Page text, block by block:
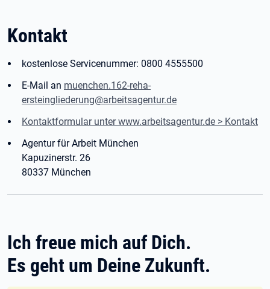
Kontakt
kostenlose Servicenummer: 0800 4555500
E-Mail an muenchen.162-reha-
ersteingliederung@arbeitsagentur.de
Kontaktformular unter www.arbeitsagentur.de > Kontakt
Agentur für Arbeit München
Kapuzinerstr. 26
80337 München
Ich freue mich auf Dich.
Es geht um Deine Zukunft.